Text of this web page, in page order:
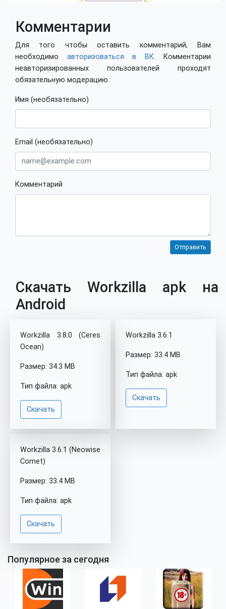
Комментарии
Для того чтобы оставить комментарий, Вам
необходимо авторизоваться в ВК. Комментарии
неавторизированных пользователей проходят
обязательную модерацию.
Имя (необязательно)
Email (необязательно)
Комментарий
Скачать Workzilla apk на
Android
Workzilla 3.8.0 (Ceres
Ocean)
Размер: 34.3 MB
Тип файла: apk
Скачать
Workzilla 3.6.1
Размер: 33.4 MB
Тип файла: apk
Скачать
Workzilla 3.6.1 (Neowise
Comet)
Размер: 33.4 MB
Тип файла: apk
Скачать
Популярное за сегодня